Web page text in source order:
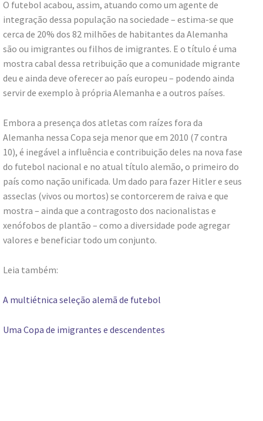
O futebol acabou, assim, atuando como um agente de
integração dessa população na sociedade – estima-se que
cerca de 20% dos 82 milhões de habitantes da Alemanha
são ou imigrantes ou filhos de imigrantes. E o título é uma
mostra cabal dessa retribuição que a comunidade migrante
deu e ainda deve oferecer ao país europeu – podendo ainda
servir de exemplo à própria Alemanha e a outros países.
Embora a presença dos atletas com raízes fora da
Alemanha nessa Copa seja menor que em 2010 (7 contra
10), é inegável a influência e contribuição deles na nova fase
do futebol nacional e no atual título alemão, o primeiro do
país como nação unificada. Um dado para fazer Hitler e seus
asseclas (vivos ou mortos) se contorcerem de raiva e que
mostra – ainda que a contragosto dos nacionalistas e
xenófobos de plantão – como a diversidade pode agregar
valores e beneficiar todo um conjunto.
Leia também:
A multiétnica seleção alemã de futebol
Uma Copa de imigrantes e descendentes